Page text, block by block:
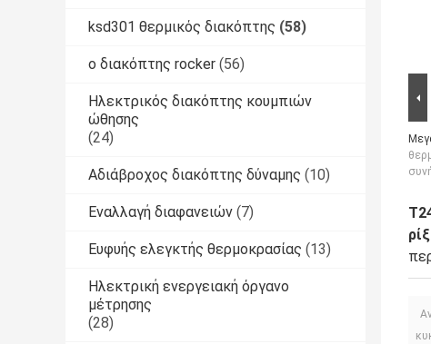
ksd301 θερμικός διακόπτης (58)
ο διακόπτης rocker (56)
Ηλεκτρικός διακόπτης κουμπιών
ώθησης
(24)
Αδιάβροχος διακόπτης δύναμης (10)
Εναλλαγή διαφανειών (7)
Ευφυής ελεγκτής θερμοκρασίας (13)
Ηλεκτρική ενεργειακή όργανο
μέτρησης
(28)